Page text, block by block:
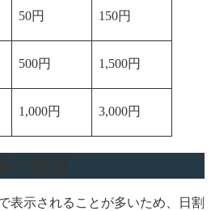
50円 150円
500円 1,500円
1,000円 3,000円
表示されることが多いため、日割